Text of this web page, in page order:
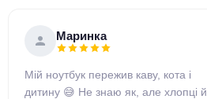
Маринка
Мій ноутбук пережив каву, кота і
дитину 😅 Не знаю як, але хлопці